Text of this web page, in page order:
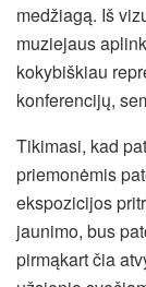
medžiagą. Iš
muziejaus
kokybiškiau
konferencijų,
Tikimasi, kad
priemonėmis
ekspozicijos
jaunimo, bus
pirmąkart čia